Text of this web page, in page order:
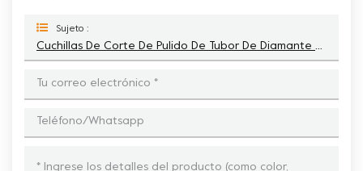
Sujeto :
Cuchillas De Corte De Pulido De Tubor De Diamante De 3'' Con Brida Para Piedra De Hormigón